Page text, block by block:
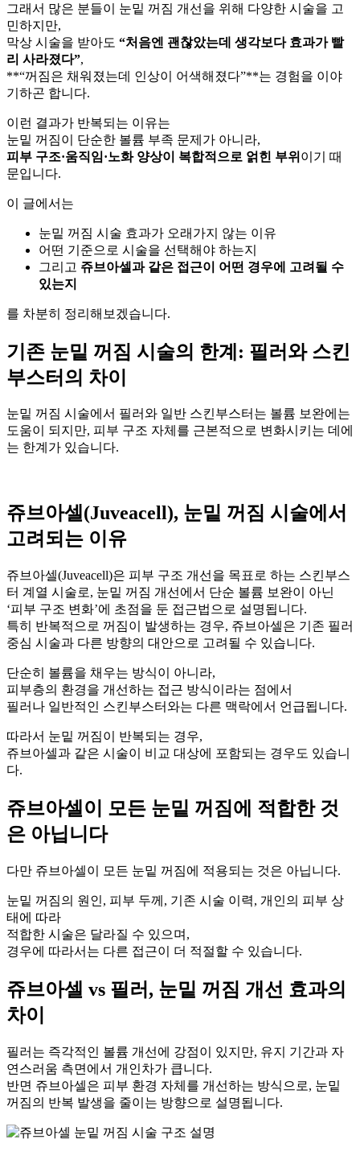
그래서 많은 분들이 눈밑 꺼짐 개선을 위해 다양한 시술을 고
민하지만,
막상 시술을 받아도 “처음엔 괜찮았는데 생각보다 효과가 빨
리 사라졌다”,
**“꺼짐은 채워졌는데 인상이 어색해졌다”**는 경험을 이야
기하곤 합니다.
이런 결과가 반복되는 이유는
눈밑 꺼짐이 단순한 볼륨 부족 문제가 아니라,
피부 구조·움직임·노화 양상이 복합적으로 얽힌 부위 이기 때
문입니다.
이 글에서는
눈밑 꺼짐 시술 효과가 오래가지 않는 이유
어떤 기준으로 시술을 선택해야 하는지
그리고 쥬브아셀과 같은 접근이 어떤 경우에 고려될 수
있는지
를 차분히 정리해보겠습니다.
기존 눈밑 꺼짐 시술의 한계: 필러와 스킨
부스터의 차이
눈밑 꺼짐 시술에서 필러와 일반 스킨부스터는 볼륨 보완에는
도움이 되지만, 피부 구조 자체를 근본적으로 변화시키는 데에
는 한계가 있습니다.
쥬브아셀(Juveacell), 눈밑 꺼짐 시술에서
고려되는 이유
쥬브아셀(Juveacell)은 피부 구조 개선을 목표로 하는 스킨부스
터 계열 시술로, 눈밑 꺼짐 개선에서 단순 볼륨 보완이 아닌
‘피부 구조 변화’에 초점을 둔 접근법으로 설명됩니다.
특히 반복적으로 꺼짐이 발생하는 경우, 쥬브아셀은 기존 필러
중심 시술과 다른 방향의 대안으로 고려될 수 있습니다.
단순히 볼륨을 채우는 방식이 아니라,
피부층의 환경을 개선하는 접근 방식이라는 점에서
필러나 일반적인 스킨부스터와는 다른 맥락에서 언급됩니다.
따라서 눈밑 꺼짐이 반복되는 경우,
쥬브아셀과 같은 시술이 비교 대상에 포함되는 경우도 있습니
다.
쥬브아셀이 모든 눈밑 꺼짐에 적합한 것
은 아닙니다
다만 쥬브아셀이 모든 눈밑 꺼짐에 적용되는 것은 아닙니다.
눈밑 꺼짐의 원인, 피부 두께, 기존 시술 이력, 개인의 피부 상
태에 따라
적합한 시술은 달라질 수 있으며,
경우에 따라서는 다른 접근이 더 적절할 수 있습니다.
쥬브아셀 vs 필러, 눈밑 꺼짐 개선 효과의
차이
필러는 즉각적인 볼륨 개선에 강점이 있지만, 유지 기간과 자
연스러움 측면에서 개인차가 큽니다.
반면 쥬브아셀은 피부 환경 자체를 개선하는 방식으로, 눈밑
꺼짐의 반복 발생을 줄이는 방향으로 설명됩니다.